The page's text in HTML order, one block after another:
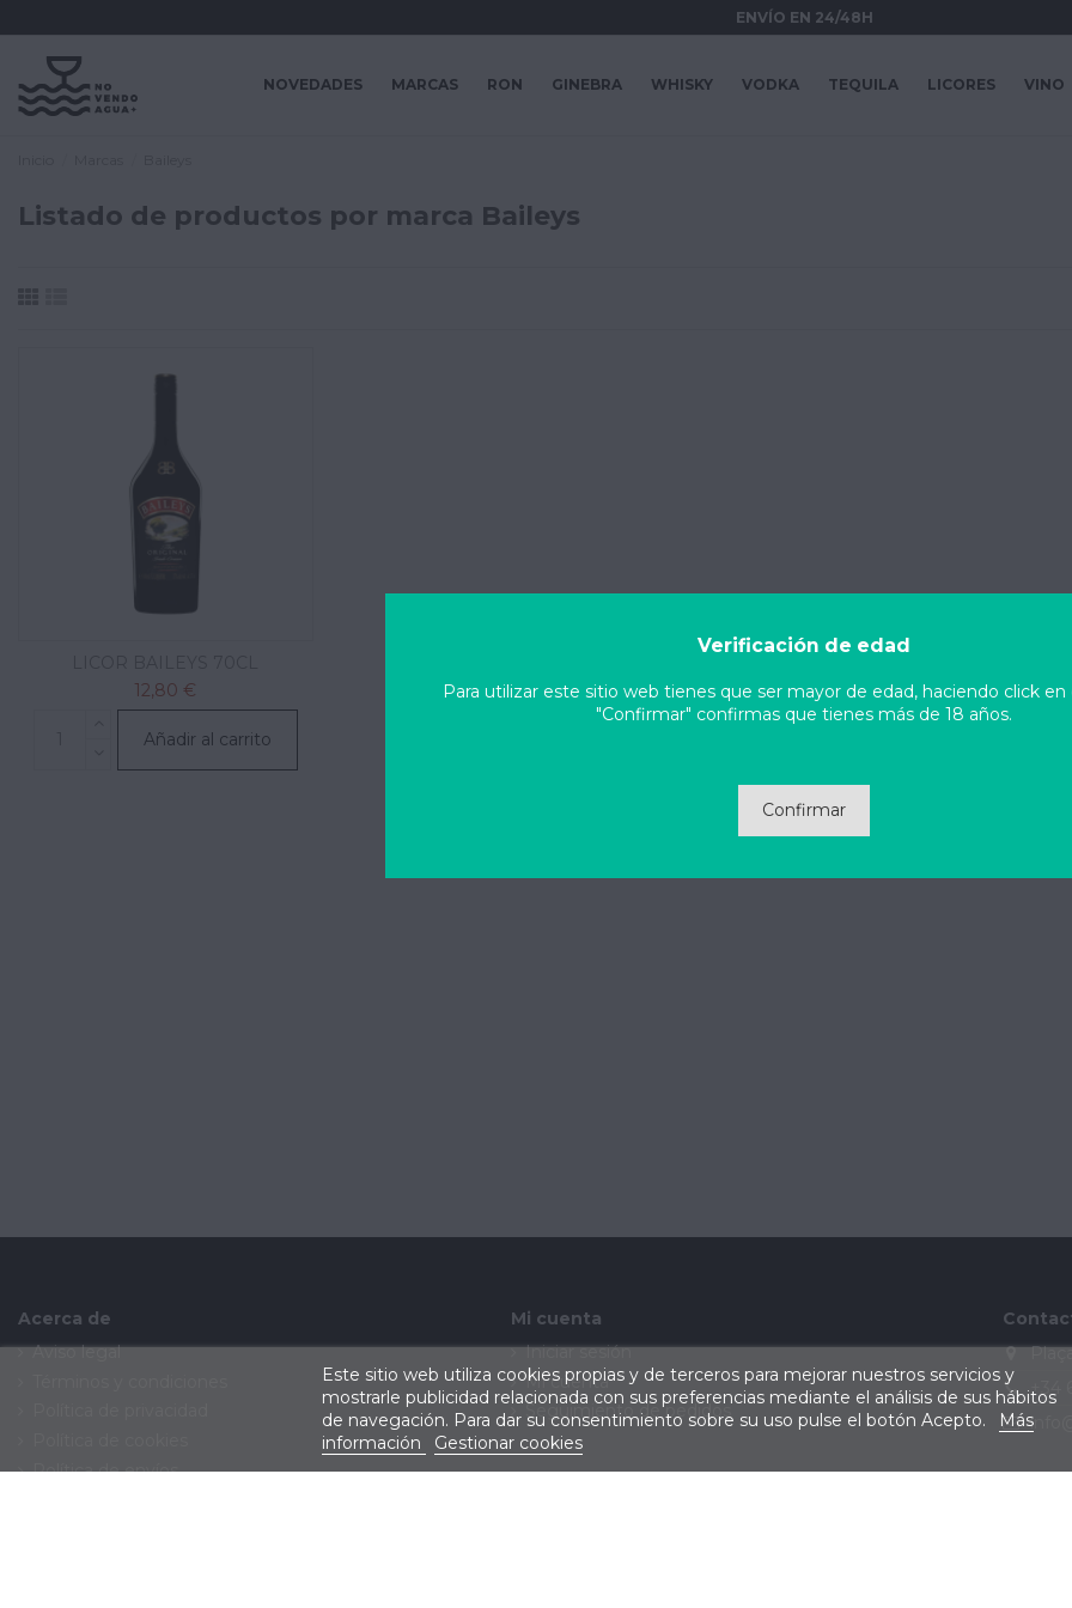
ENVÍO EN 24/48H
NOVEDADES MARCAS RON GINEBRA WHISKY VODKA TEQUILA LICORES VINO
Listado de productos por marca Baileys
12,80 €
Añadir al carrito
Acerca de
Aviso legal
Política de envíos
Mi cuenta
Iniciar sesión
Mi cuenta
Seguimiento de pedidos
+34
Este sitio web utiliza cookies propias y de terceros para mejorar nuestros servicios y
mostrarle publicidad relacionada con sus preferencias mediante el análisis de sus hábitos
de navegación. Para dar su consentimiento sobre su uso pulse el botón Acepto.
Más
información
Gestionar cookies
Verificación de edad
Para utilizar este sitio web tienes que ser mayor de edad, haciendo click
"Confirmar" confirmas que tienes más de 18 años.
Confirmar